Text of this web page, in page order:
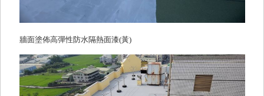
牆面塗佈高彈性防水隔熱面漆(黃)